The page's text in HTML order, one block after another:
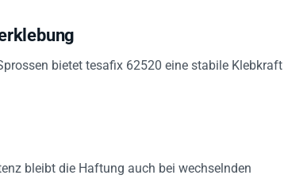
bietet tesafix 62520 eine stabile Klebkraft
bleibt die Haftung auch bei wechselnden